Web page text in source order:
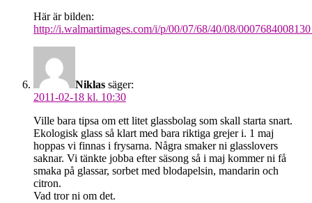
Här är bilden:
http://i.walmartimages.com/i/p/00/07/68/40/08/
Niklas säger:
2011-02-18 kl. 10:30
Ville bara tipsa om ett litet glassbolag som skall starta snart.
Ekologisk glass så klart med bara riktiga grejer i. 1 maj
hoppas vi finnas i frysarna. Några smaker ni glasslovers
saknar. Vi tänkte jobba efter säsong så i maj kommer ni få
smaka på glassar, sorbet med blodapelsin, mandarin och
citron.
Vad tror ni om det.